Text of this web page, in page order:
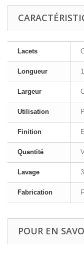
Lacets
Longueur
Largeur
Utilisation
Finition
Quantité
Lavage
Fabrication
POUR EN